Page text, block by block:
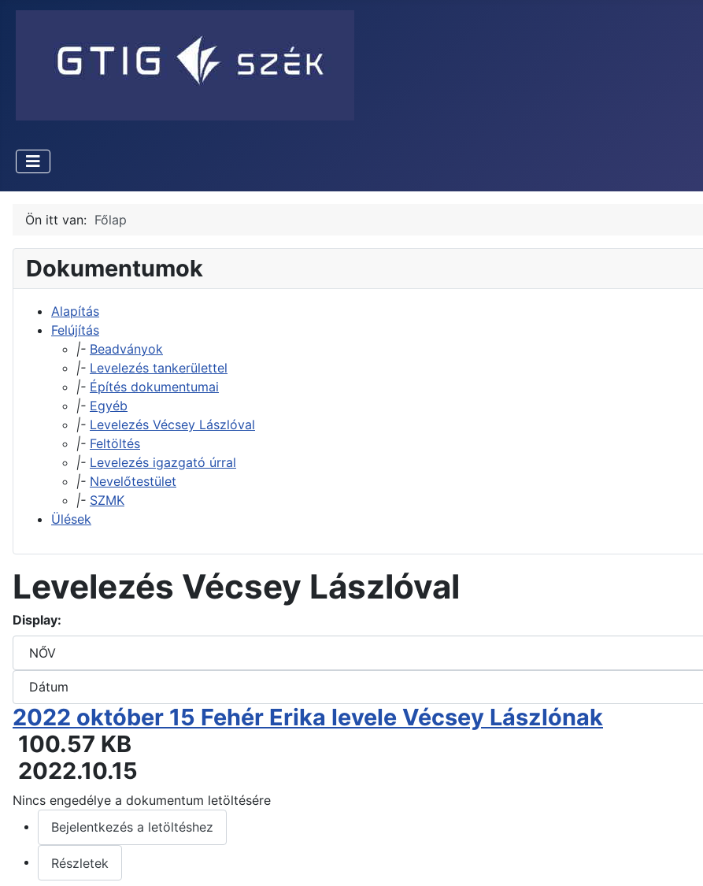
Ön itt van: Főlap
Dokumentumok
Alapítás
Felújítás
|- Beadványok
|- Levelezés tankerülettel
|- Építés dokumentumai
|- Egyéb
|- Levelezés Vécsey Lászlóval
|- Feltöltés
|- Levelezés igazgató úrral
|- Nevelőtestület
|- SZMK
Ülések
Levelezés Vécsey Lászlóval
Display:
2022 október 15 Fehér Erika levele Vécsey Lászlónak
100.57 KB
2022.10.15
Nincs engedélye a dokumentum letöltésére
Bejelentkezés a letöltéshez
Részletek